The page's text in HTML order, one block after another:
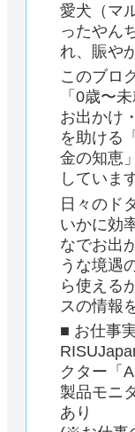
愛犬（マ
ったやん
れ、賑や
このブロ
「0歳〜
お出かけ
を助ける
金の知恵
していま
日々のド
いかに効
なでお出
うな境遇
ら使える
スの情報
■ お仕事
クター「
製品モニ
あり